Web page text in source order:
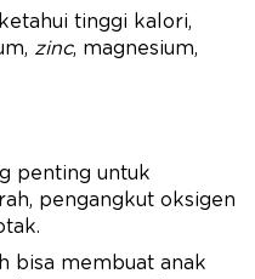
tinggi kalori,
zinc, magnesium,
penting untuk
pengangkut oksigen
bisa membuat anak